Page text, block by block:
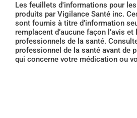
Les feuillets d'informations pour
produits par Vigilance Santé inc.
sont fournis à titre d’information
remplacent d’aucune façon l’avis
professionnels de la santé.
professionnel de la santé avant de
qui concerne votre médication ou